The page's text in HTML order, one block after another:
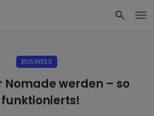
BUSINESS
Nomade werden – so
funktionierts!